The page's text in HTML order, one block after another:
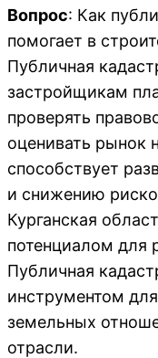
Вопрос: Как
помогает в
Публичная
застройщикам
проверять
оценивать рынок
способствует
и снижению
Курганская
потенциалом для
Публичная
инструментом
земельных
отрасли.